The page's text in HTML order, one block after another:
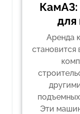
КамАЗ:
для
Аренда
становится
Эти